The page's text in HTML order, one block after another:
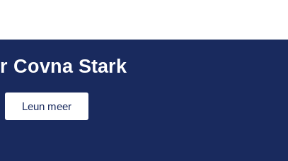
Covna Stark
Leun meer